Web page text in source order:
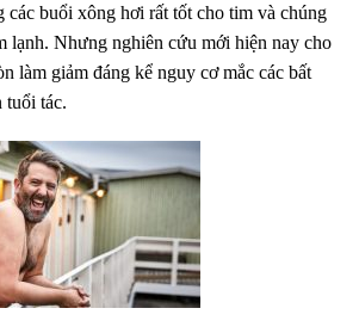
các buổi xông hơi rất tốt cho tim và chúng
lạnh. Nhưng nghiên cứu mới hiện nay cho
làm giảm đáng kể nguy cơ mắc các bất
tuổi tác.